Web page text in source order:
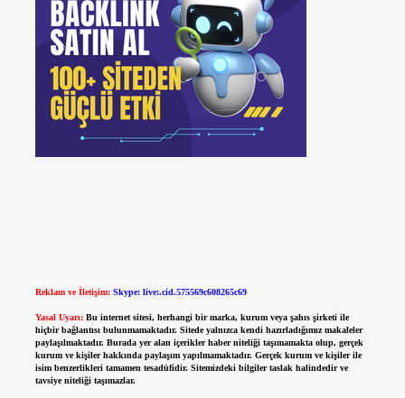
Reklam ve İletişim: Skype: live:.cid.575569c608265c69
Yasal Uyarı: Bu internet sitesi, herhangi bir marka, kurum veya şahıs şirketi ile
hiçbir bağlantısı bulunmamaktadır. Sitede yalnızca kendi hazırladığımız makaleler
paylaşılmaktadır. Burada yer alan içerikler haber niteliği taşımamakta olup, gerçek
kurum ve kişiler hakkında paylaşım yapılmamaktadır. Gerçek kurum ve kişiler ile
isim benzerlikleri tamamen tesadüfidir. Sitemizdeki bilgiler taslak halindedir ve
tavsiye niteliği taşımazlar.